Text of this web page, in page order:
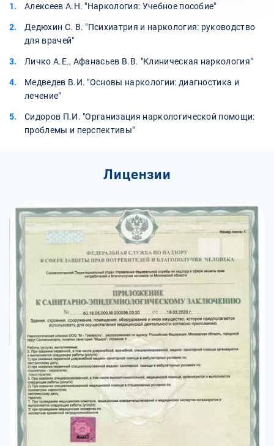
Алексеев А.Н. "Наркология: Учебное пособие"
Дедюхин С. В. "Психиатрия и наркология: руководство
для врачей"
Личко А.Е., Афанасьев В.В. "Клиническая наркология"
Медведев В.И. "Основы наркологии: диагностика и
лечение"
Сидоров П.И. "Организация наркологической помощи:
проблемы и перспективы"
Лицензии